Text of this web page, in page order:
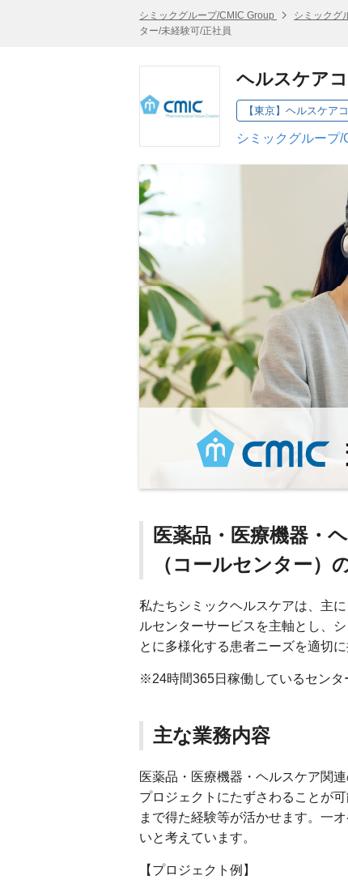
シミックグループ/CMIC Group シミックグ
ター/未経験可/正社員
ヘルスケア
シミックグループ
医薬品・医療機器・
（コールセンター）
私たちシミックヘルスケアは、主
ルセンターサービスを主軸とし、
とに多様化する患者ニーズを適切
※24時間365日稼働しているセンタ
主な業務内容
医薬品・医療機器・ヘルスケア関
プロジェクトにたずさわることが
まで得た経験等が活かせます。一
いと考えています。
【プロジェクト例】